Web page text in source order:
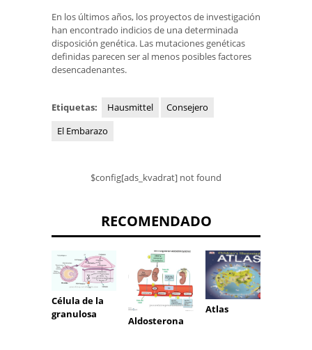
En los últimos años, los proyectos de investigación
han encontrado indicios de una determinada
disposición genética. Las mutaciones genéticas
definidas parecen ser al menos posibles factores
desencadenantes.
Etiquetas: Hausmittel
Consejero
El Embarazo
$config[ads_kvadrat] not found
RECOMENDADO
Célula de la
granulosa
Aldosterona
Atlas